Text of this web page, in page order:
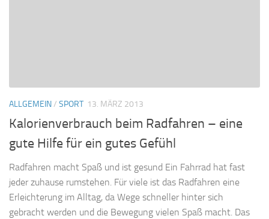
ALLGEMEIN/ SPORT 13. MÄRZ 2013
Kalorienverbrauch beim Radfahren – eine
gute Hilfe für ein gutes Gefühl
Radfahren macht Spaß und ist gesund Ein Fahrrad hat fast
jeder zuhause rumstehen. Für viele ist das Radfahren eine
Erleichterung im Alltag, da Wege schneller hinter sich
gebracht werden und die Bewegung vielen Spaß macht. Das